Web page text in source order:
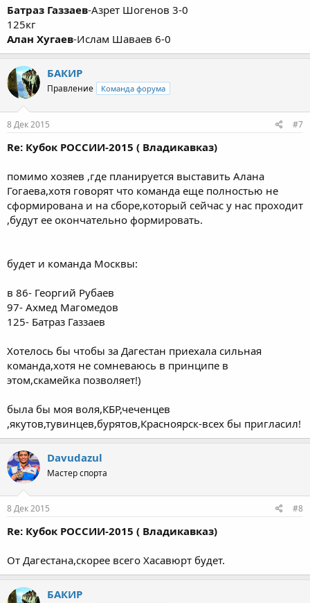
Батраз Газзаев-Азрет Шогенов 3-0
125кг
Алан Хугаев-Ислам Шаваев 6-0
БАКИР
Правление Команда форума
8 Дек 2015 #7
Re: Кубок РОССИИ-2015 ( Владикавказ)
помимо хозяев ,где планируется выставить Алана
Гогаева,хотя говорят что команда еще полностью не
сформирована и на сборе,который сейчас у нас проходит
,будут ее окончательно формировать.
будет и команда Москвы:
в 86- Георгий Рубаев
97- Ахмед Магомедов
125- Батраз Газзаев
Хотелось бы чтобы за Дагестан приехала сильная
команда,хотя не сомневаюсь в принципе в
этом,скамейка позволяет!)
была бы моя воля,КБР,чеченцев
,якутов,тувинцев,бурятов,Красноярск-всех бы пригласил!
Davudazul
Мастер спорта
8 Дек 2015 #8
Re: Кубок РОССИИ-2015 ( Владикавказ)
От Дагестана,скорее всего Хасавюрт будет.
БАКИР